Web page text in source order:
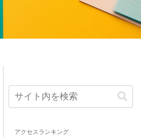
アクセスランキング